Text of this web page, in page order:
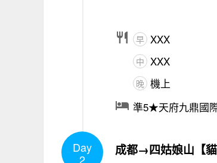
 早 XXX
中 XXX
晚 機上
 準5★天府九鼎國
Day
2
成都→四姑娘山【貓